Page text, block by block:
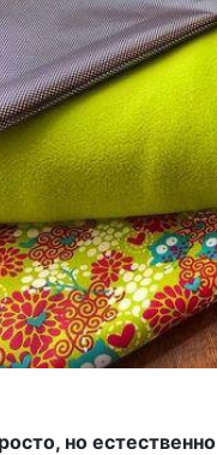
но естественно